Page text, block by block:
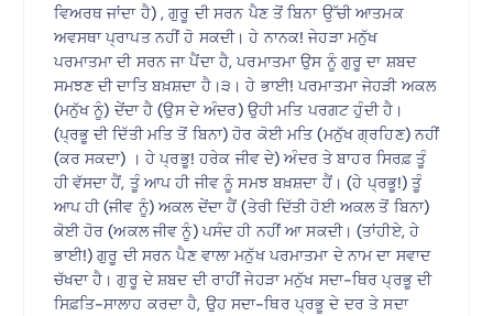
ਵਿਅਰਥ ਜਾਂਦਾ ਹੈ) , ਗੁਰੂ ਦੀ ਸਰਨ ਪੈਣ ਤੋਂ ਬਿਨਾ ਉੱਚੀ ਆਤਮਕ
ਅਵਸਥਾ ਪ੍ਰਾਪਤ ਨਹੀਂ ਹੋ ਸਕਦੀ। ਹੇ ਨਾਨਕ! ਜੇਹੜਾ ਮਨੁੱਖ
ਪਰਮਾਤਮਾ ਦੀ ਸਰਨ ਜਾ ਪੈਂਦਾ ਹੈ, ਪਰਮਾਤਮਾ ਉਸ ਨੂੰ ਗੁਰੂ ਦਾ ਸ਼ਬਦ
ਸਮਝਣ ਦੀ ਦਾਤਿ ਬਖ਼ਸ਼ਦਾ ਹੈ।੩। ਹੇ ਭਾਈ! ਪਰਮਾਤਮਾ ਜੇਹੜੀ ਅਕਲ
(ਮਨੁੱਖ ਨੂੰ) ਦੇਂਦਾ ਹੈ (ਉਸ ਦੇ ਅੰਦਰ) ਉਹੀ ਮਤਿ ਪਰਗਟ ਹੁੰਦੀ ਹੈ।
(ਪ੍ਰਭੂ ਦੀ ਦਿੱਤੀ ਮਤਿ ਤੋਂ ਬਿਨਾ) ਹੋਰ ਕੋਈ ਮਤਿ (ਮਨੁੱਖ ਗ੍ਰਹਿਣ) ਨਹੀਂ
(ਕਰ ਸਕਦਾ) । ਹੇ ਪ੍ਰਭੂ! ਹਰੇਕ ਜੀਵ ਦੇ) ਅੰਦਰ ਤੇ ਬਾਹਰ ਸਿਰਫ਼ ਤੂੰ
ਹੀ ਵੱਸਦਾ ਹੈਂ, ਤੂੰ ਆਪ ਹੀ ਜੀਵ ਨੂੰ ਸਮਝ ਬਖ਼ਸ਼ਦਾ ਹੈਂ। (ਹੇ ਪ੍ਰਭੂ!) ਤੂੰ
ਆਪ ਹੀ (ਜੀਵ ਨੂੰ) ਅਕਲ ਦੇਂਦਾ ਹੈਂ (ਤੇਰੀ ਦਿੱਤੀ ਹੋਈ ਅਕਲ ਤੋਂ ਬਿਨਾ)
ਕੋਈ ਹੋਰ (ਅਕਲ ਜੀਵ ਨੂੰ) ਪਸੰਦ ਹੀ ਨਹੀਂ ਆ ਸਕਦੀ। (ਤਾਂਹੀਏ, ਹੇ
ਭਾਈ!) ਗੁਰੂ ਦੀ ਸਰਨ ਪੈਣ ਵਾਲਾ ਮਨੁੱਖ ਪਰਮਾਤਮਾ ਦੇ ਨਾਮ ਦਾ ਸਵਾਦ
ਚੱਖਦਾ ਹੈ। ਗੁਰੂ ਦੇ ਸ਼ਬਦ ਦੀ ਰਾਹੀਂ ਜੇਹੜਾ ਮਨੁੱਖ ਸਦਾ-ਥਿਰ ਪ੍ਰਭੂ ਦੀ
ਸਿਫ਼ਤਿ-ਸਾਲਾਹ ਕਰਦਾ ਹੈ, ਉਹ ਸਦਾ-ਥਿਰ ਪ੍ਰਭੂ ਦੇ ਦਰ ਤੇ ਸਦਾ